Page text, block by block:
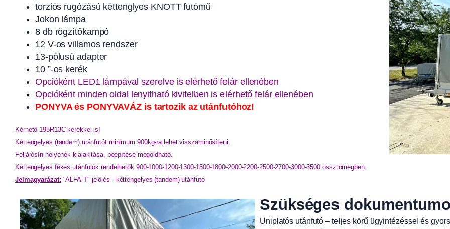
torziós rugózású kéttenglyes KNOTT futómű
Jokon lámpa
8 db rögzítőkampó
12 V-os villamos rendszer
13-pólusú adapter
10 ”-os kerék
Opcióként LED1 lámpával szerelve is elérhető felár ellenében
Opcióként minden oldal lenyitható kivitelben is elérhető felár ellenében
PONYVA és PONYVAVÁZ is tartozik az utánfutóhoz!
Kérhető 195R13C kerékkel is!
Kéttengelyes (tandem) utánfutót minimum 900kg-ra lehet visszaminősíteni.
Feljárósín helyének kialakitása, beépítése megoldható.
Kéttengelyes fékes utánfutók rendelhetők 900-1000-1200-1300-1500-1800-2000-2200-2500-2700-3000-3500 össztömegben.
Jelmagyarázat: "ALFA-T" jelölés - kéttengelyes (tandem) utánfutó
Szükséges
Uniplatós utánfutó – teljes körű ügyintézéssel és